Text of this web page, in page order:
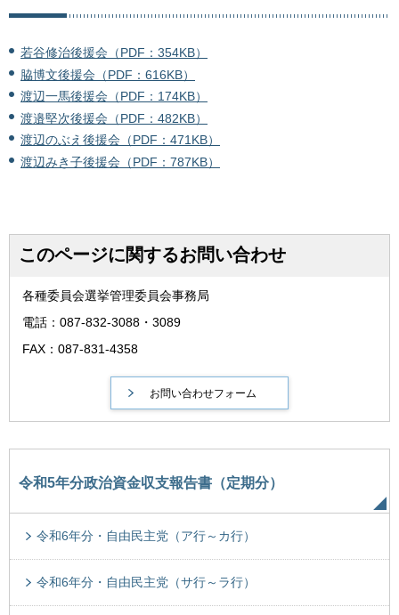
若谷修治後援会（PDF：354KB）
脇博文後援会（PDF：616KB）
渡辺一馬後援会（PDF：174KB）
渡邉堅次後援会（PDF：482KB）
渡辺のぶえ後援会（PDF：471KB）
渡辺みき子後援会（PDF：787KB）
このページに関するお問い合わせ
各種委員会選挙管理委員会事務局
電話：087-832-3088・3089
FAX：087-831-4358
令和5年分政治資金収支報告書（定期分）
令和6年分・自由民主党（ア行～カ行）
令和6年分・自由民主党（サ行～ラ行）